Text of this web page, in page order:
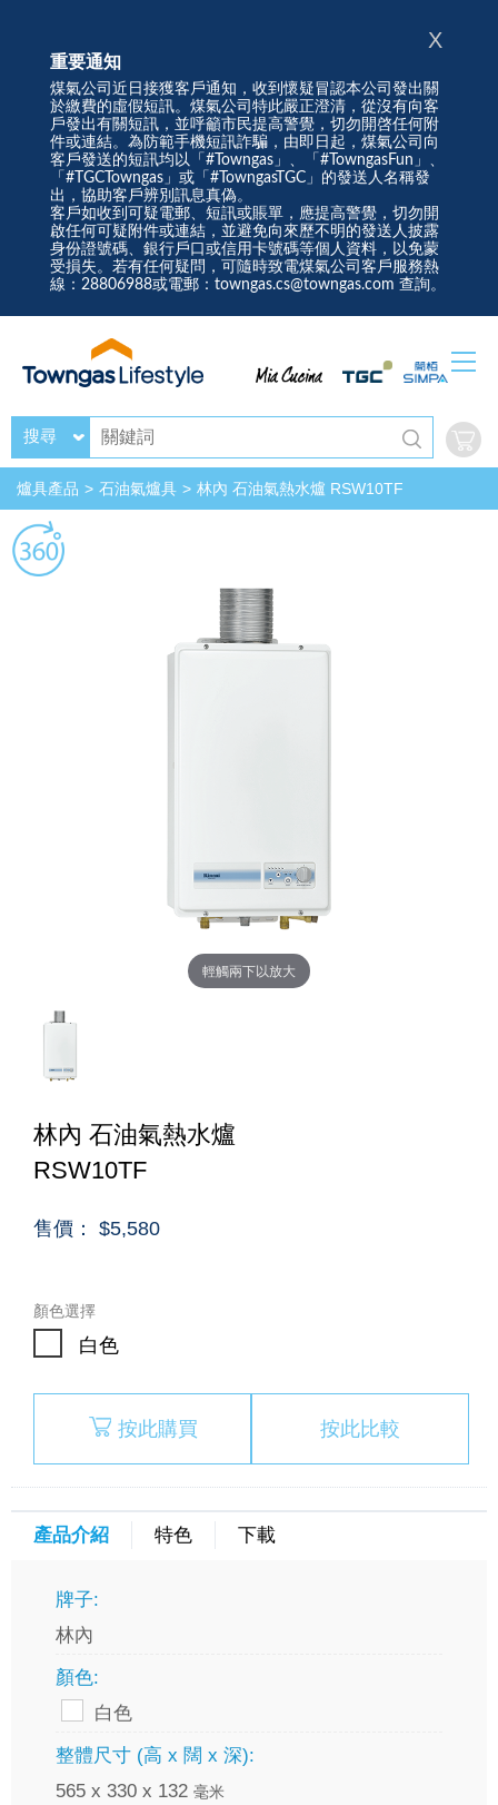
重要通知
煤氣公司近日接獲客戶通知，收到懷疑冒認本公司發出關
於繳費的虛假短訊。煤氣公司特此嚴正澄清，從沒有向客
戶發出有關短訊，並呼籲市民提高警覺，切勿開啓任何附
件或連結。為防範手機短訊詐騙，由即日起，煤氣公司向
客戶發送的短訊均以「#Towngas」、「#TowngasFun」、
「#TGCTowngas」或「#TowngasTGC」的發送人名稱發
出，協助客戶辨別訊息真偽。
客戶如收到可疑電郵、短訊或賬單，應提高警覺，切勿開
啟任何可疑附件或連結，並避免向來歷不明的發送人披露
身份證號碼、銀行戶口或信用卡號碼等個人資料，以免蒙
受損失。若有任何疑問，可隨時致電煤氣公司客戶服務熱
線：28806988或電郵：towngas.cs@towngas.com 查詢。
X
搜尋
爐具產品 石油氣爐具 林內 石油氣熱水爐 RSW10TF
輕觸兩下以放大
林內 石油氣熱水爐
RSW10TF
售價： $5,580
顏色選擇
白色
按此購買 按此比較
產品介紹 特色 下載
牌子:
林內
顏色:
白色
整體尺寸 (高 x 闊 x 深):
565 x 330 x 132 毫米